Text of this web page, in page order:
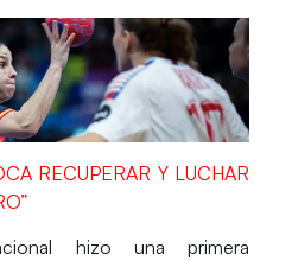
RECUPERAR Y LUCHAR
hizo una primera